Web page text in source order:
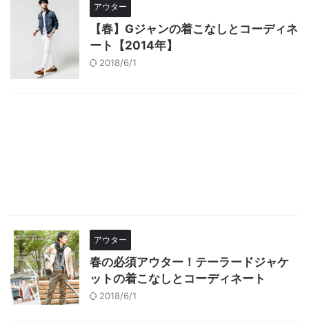
アウター
【春】Gジャンの着こなしとコーディネ
ート【2014年】
2018/6/1
アウター
春の必須アウター！テーラードジャケ
ットの着こなしとコーディネート
2018/6/1